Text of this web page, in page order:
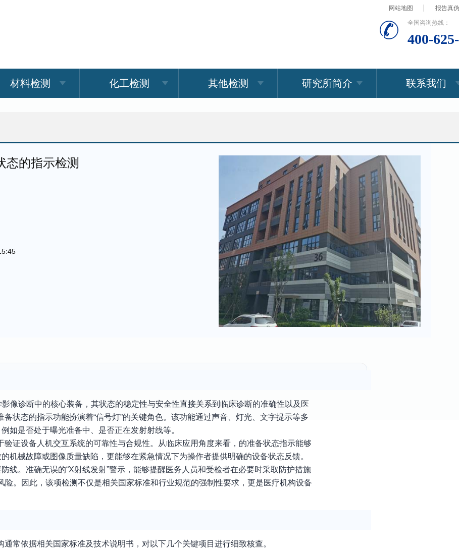
网站地图 报告真
全国咨询热线：
400-
材料检测 化工检测 其他检测 研究所简介 联系我们
态的指示检测
像诊断中的核心装备，其状态的稳定性与安全性直接关系到临床诊断的准确性以及医
状态的指示功能扮演着“信号灯”的关键角色。该功能通过声音、灯光、文字提示等多
如是否处于曝光准备中、是否正在发射射线等。
证设备人机交互系统的可靠性与合规性。从临床应用角度来看，的准备状态指示能够
机械故障或图像质量缺陷，更能够在紧急情况下为操作者提供明确的设备状态反馈。
线。准确无误的“X射线发射”警示，能够提醒医务人员和受检者在必要时采取防护措施
。因此，该项检测不仅是相关国家标准和行业规范的强制性要求，更是医疗机构设备
常依据相关国家标准及技术说明书，对以下几个关键项目进行细致核查。